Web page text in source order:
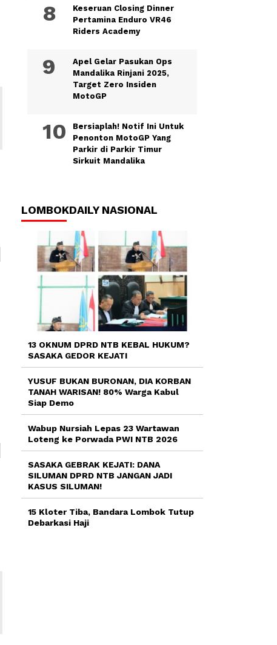
Keseruan Closing Dinner
Pertamina Enduro VR46
Riders Academy
Apel Gelar Pasukan Ops
Mandalika Rinjani 2025,
Target Zero Insiden
MotoGP
Bersiaplah! Notif Ini Untuk
Penonton MotoGP Yang
Parkir di Parkir Timur
Sirkuit Mandalika
LOMBOKDAILY NASIONAL
13 OKNUM DPRD NTB KEBAL HUKUM?
SASAKA GEDOR KEJATI
YUSUF BUKAN BURONAN, DIA KORBAN
TANAH WARISAN! 80% Warga Kabul
Siap Demo
Wabup Nursiah Lepas 23 Wartawan
Loteng ke Porwada PWI NTB 2026
SASAKA GEBRAK KEJATI: DANA
SILUMAN DPRD NTB JANGAN JADI
KASUS SILUMAN!
15 Kloter Tiba, Bandara Lombok Tutup
Debarkasi Haji